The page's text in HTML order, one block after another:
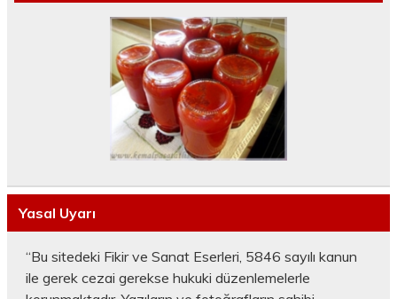
Yasal Uyarı
“Bu sitedeki Fikir ve Sanat Eserleri, 5846 sayılı kanun
ile gerek cezai gerekse hukuki düzenlemelerle